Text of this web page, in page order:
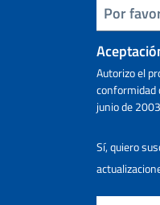
Inserta tu correo electronico
Autorizo ​​el
conformidad
junio de
Sí, quiero